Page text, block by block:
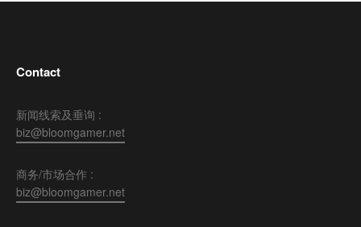
Contact
新闻线索及垂询 :
biz@bloomgamer.net
商务/市场合作 :
biz@bloomgamer.net